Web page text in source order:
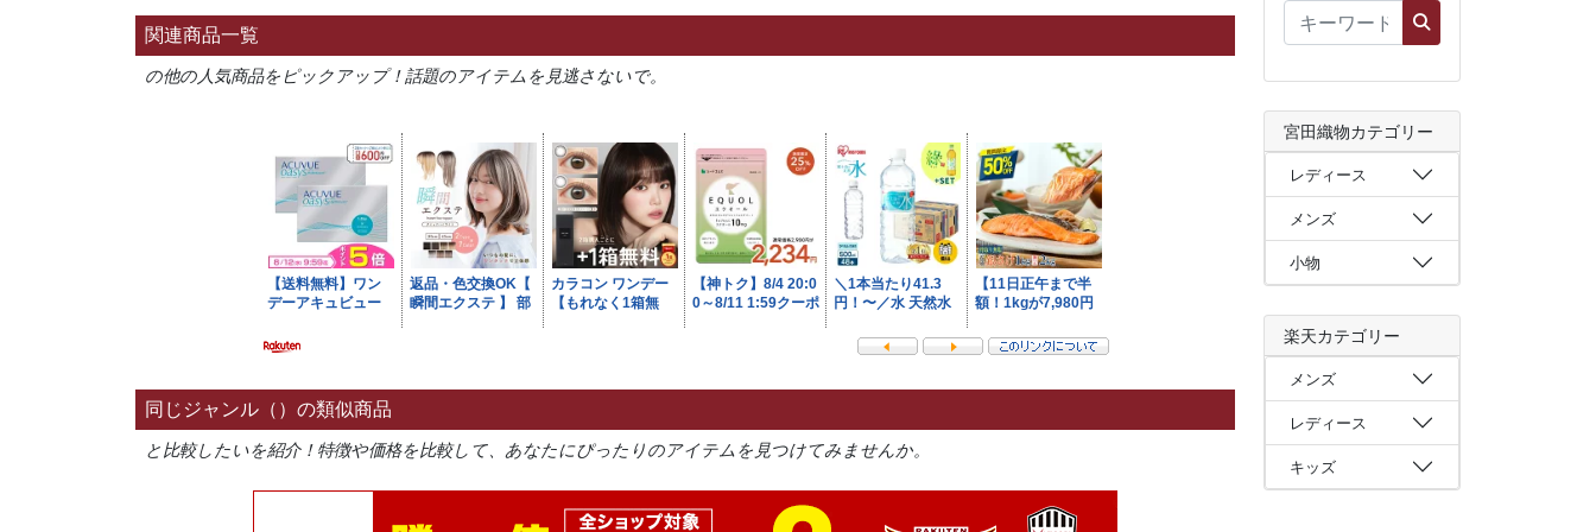
関連商品一覧
の他の人気商品をピックアップ！話題のアイテムを見逃さないで。
同じジャンル（）の類似商品
と比較したいを紹介！特徴や価格を比較して、あなたにぴったりのアイテムを見つけてみませんか。
宮田織物カテゴリー
レディース
メンズ
小物
楽天カテゴリー
メンズ
レディース
キッズ